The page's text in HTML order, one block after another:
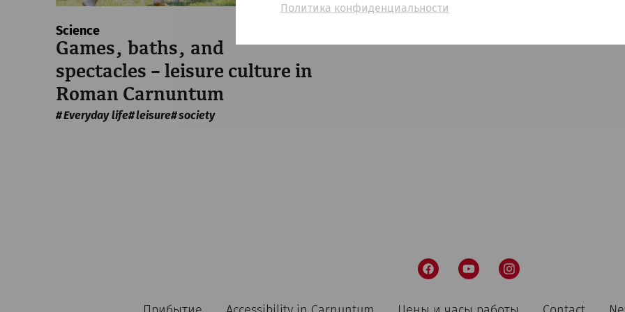
Политика конфиденциальности
Science
Games, baths, and
spectacles – leisure culture in
Roman Carnuntum
Everyday life leisure society